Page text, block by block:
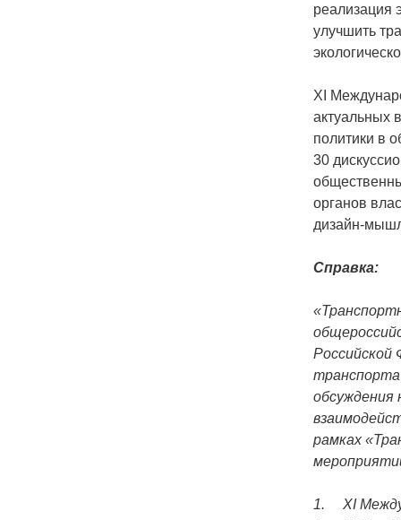
реализация
улучшить
ХI
актуальных
политики в
30
органов
дизайн-
Справка:
транспорта
обсуждения
рамках
1. XI